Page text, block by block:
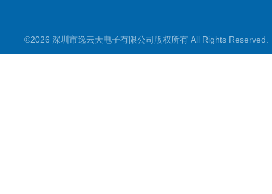
©2026 深圳市逸云天电子有限公司版权所有 All Rights